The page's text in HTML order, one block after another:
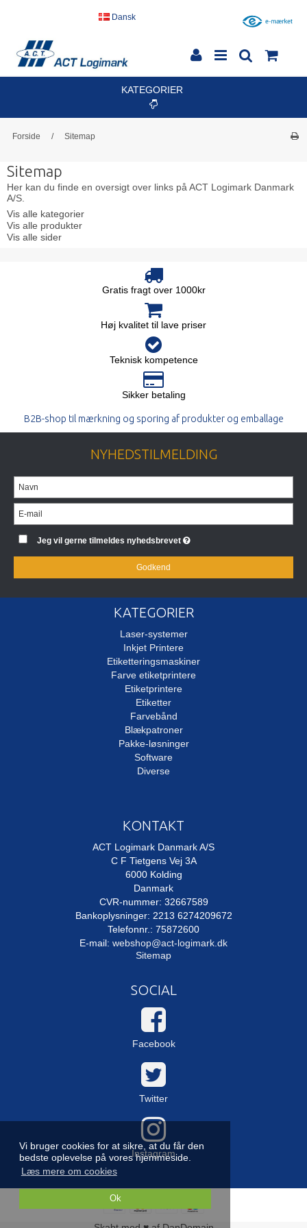
Vi bruger cookies for at sikre, at du får den
bedste oplevelse på vores hjemmeside.
Læs mere om cookies
Ok
Dansk
KATEGORIER
Forside / Sitemap
Sitemap
Her kan du finde en oversigt over links på ACT Logimark Danmark
A/S.
Vis alle kategorier
Vis alle produkter
Vis alle sider
Gratis fragt over 1000kr
Høj kvalitet til lave priser
Teknisk kompetence
Sikker betaling
B2B-shop til mærkning og sporing af produkter og emballage
NYHEDSTILMELDING
Jeg vil gerne tilmeldes nyhedsbrevet
Godkend
KATEGORIER
Laser-systemer
Inkjet Printere
Etiketteringsmaskiner
Farve etiketprintere
Etiketprintere
Etiketter
Farvebånd
Blækpatroner
Pakke-løsninger
Software
Diverse
KONTAKT
ACT Logimark Danmark A/S
C F Tietgens Vej 3A
6000 Kolding
Danmark
CVR-nummer: 32667589
Bankoplysninger: 2213 6274209672
Telefonnr.: 75872600
E-mail: webshop@act-logimark.dk
Sitemap
SOCIAL
Facebook
Twitter
Instagram